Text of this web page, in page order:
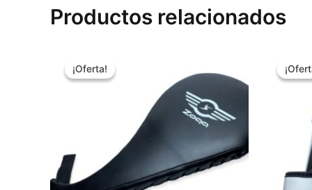
Productos relacionados
¡Oferta!
¡Oferta!
precio
original
$4.990.